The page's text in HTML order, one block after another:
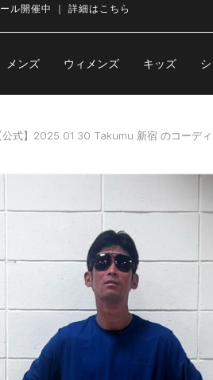
ル開催中 ｜ 詳細はこちら
メンズ ウィメンズ キッズ
公式】2025.01.30 Takumu 新宿 のコーディ